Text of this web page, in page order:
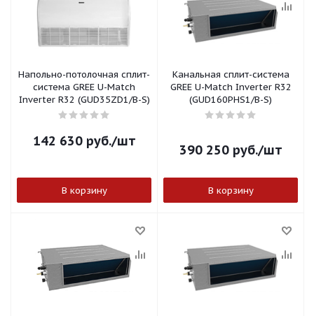
Напольно-потолочная сплит-
система GREE U-Match
Inverter R32 (GUD35ZD1/B-S)
142 630руб./шт
В корзину
Канальная сплит-система
GREE U-Match Inverter R32
(GUD160PHS1/B-S)
390 250руб./шт
В корзину